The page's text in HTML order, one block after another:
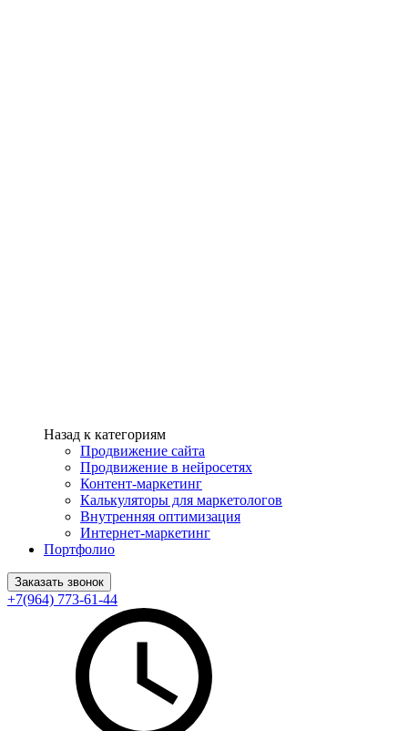
Назад к категориям
Продвижение сайта
Продвижение в нейросетях
Контент-маркетинг
Калькуляторы для маркетологов
Внутренняя оптимизация
Интернет-маркетинг
Портфолио
Заказать звонок
+7(964) 773-61-44